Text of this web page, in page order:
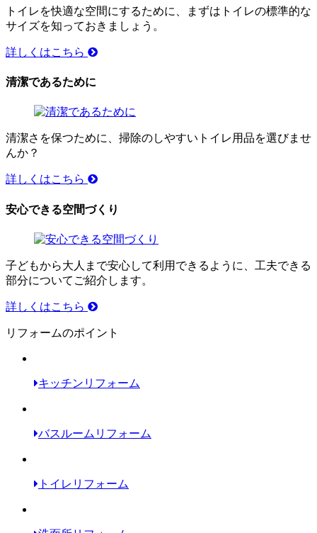
トイレを快適な空間にするために、まずはトイレの標準的な
サイズを知っておきましょう。
詳しくはこちら
清潔であるために
清潔さを保つために、掃除のしやすいトイレ用品を選びませ
んか？
詳しくはこちら
安心できる空間づくり
子どもから大人まで安心して利用できるように、工夫できる
部分についてご紹介します。
詳しくはこちら
リフォームのポイント
キッチンリフォーム
バスルームリフォーム
トイレリフォーム